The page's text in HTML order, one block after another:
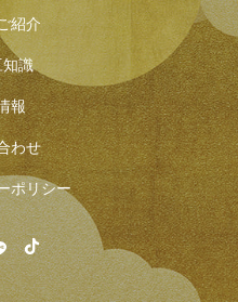
紹介
知識
報
わせ
ポリシー